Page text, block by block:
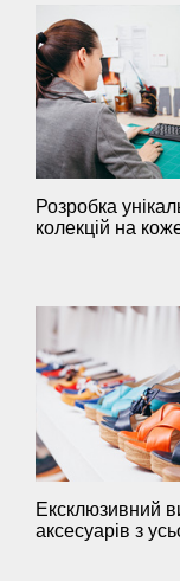
Розробка
колекцій на
Ексклюзивний
аксесуарів з